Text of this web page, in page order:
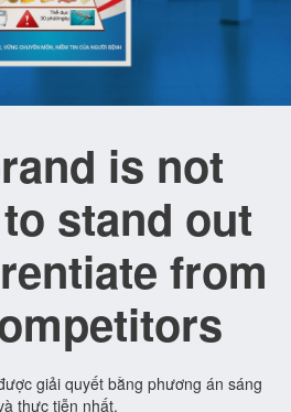
is not
stand out
from
giải quyết bằng phương án sáng
thực tiễn nhất.